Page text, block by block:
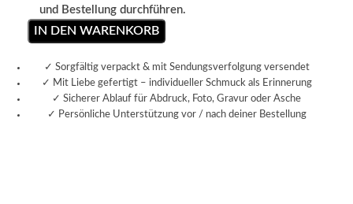
und Bestellung durchführen.
IN DEN WARENKORB
✓ Sorgfältig verpackt & mit Sendungsverfolgung versendet
✓ Mit Liebe gefertigt – individueller Schmuck als Erinnerung
✓ Sicherer Ablauf für Abdruck, Foto, Gravur oder Asche
✓ Persönliche Unterstützung vor / nach deiner Bestellung